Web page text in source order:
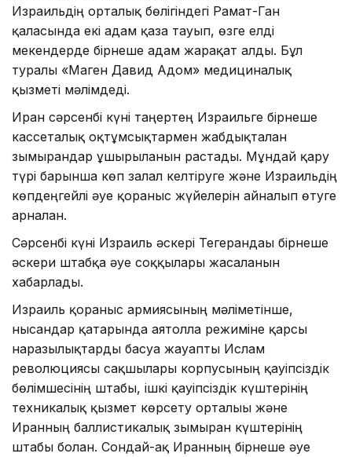
Израильдің орталық бөлігіндегі Рамат-Ган
қаласында екі адам қаза тауып, өзге елді
мекендерде бірнеше адам жарақат алды. Бұл
туралы «Маген Давид Адом» медициналық
қызметі мәлімдеді.
Иран сәрсенбі күні таңертең Израильге бірнеше
кассеталық оқтұмсықтармен жабдықталған
зымырандар ұшырылғанын растады. Мұндай қару
түрі барынша көп залал келтіруге және Израильдің
көпдеңгейлі әуе қорғаныс жүйелерін айналып өтуге
арналған.
Сәрсенбі күні Израиль әскері Тегерандағы бірнеше
әскери штабқа әуе соққылары жасалғанын
хабарлады.
Израиль қорғаныс армиясының мәліметінше,
нысандар қатарында аятолла режиміне қарсы
наразылықтарды басуға жауапты Ислам
революциясы сақшылары корпусының қауіпсіздік
бөлімшесінің штабы, ішкі қауіпсіздік күштерінің
техникалық қызмет көрсету орталығы және
Иранның баллистикалық зымыран күштерінің
штабы болған. Сондай-ақ Иранның бірнеше әуе